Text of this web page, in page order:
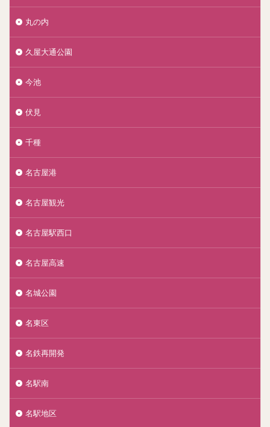
丸の内
久屋大通公園
今池
伏見
千種
名古屋港
名古屋観光
名古屋駅西口
名古屋高速
名城公園
名東区
名鉄再開発
名駅南
名駅地区